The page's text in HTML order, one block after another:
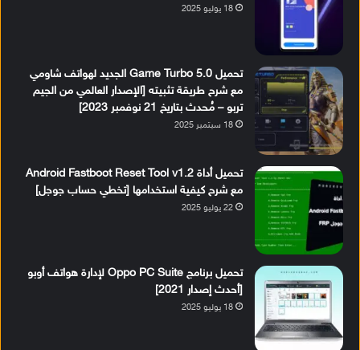
18 يوليو 2025
تحميل Game Turbo 5.0 الجديد لهواتف شاومي
مع شرح طريقة تثبيته [الإصدار العالمي من الجيم
تربو – مُحدث بتاريخ 21 نوفمبر 2023]
18 سبتمبر 2025
تحميل أداة Android Fastboot Reset Tool v1.2
مع شرح كيفية استخدامها [تخطي حساب جوجل]
22 يوليو 2025
تحميل برنامج Oppo PC Suite لإدارة هواتف أوبو
[أحدث إصدار 2021]
18 يوليو 2025